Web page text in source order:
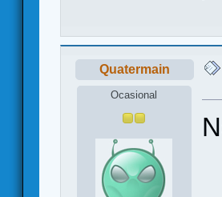
Quatermain
Ocasional